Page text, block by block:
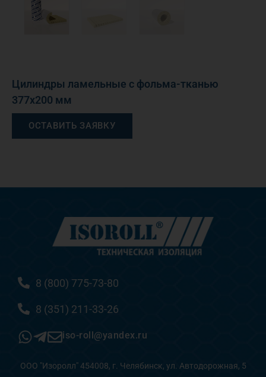
Цилиндры ламельные с фольма-тканью
377х200 мм
ОСТАВИТЬ ЗАЯВКУ
8 (800) 775-73-80
8 (351) 211-33-26
iso-roll@yandex.ru
ООО "Изоролл" 454008, г. Челябинск, ул. Автодорожная, 5